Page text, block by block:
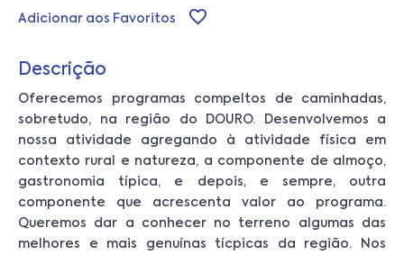
Adicionar aos Favoritos
Descrição
Oferecemos programas compeltos de caminhadas,
sobretudo, na região do DOURO. Desenvolvemos a
nossa atividade agregando à atividade física em
contexto rural e natureza, a componente de almoço,
gastronomia típica, e depois, e sempre, outra
componente que acrescenta valor ao programa.
Queremos dar a conhecer no terreno algumas das
melhores e mais genuínas tícpicas da região. Nos